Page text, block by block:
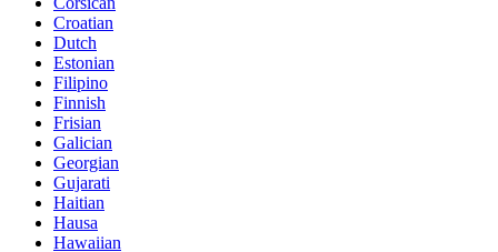
Croatian
Dutch
Estonian
Filipino
Finnish
Frisian
Galician
Georgian
Gujarati
Haitian
Hausa
Hawaiian